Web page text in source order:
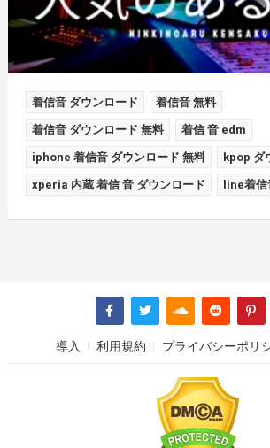
着信音 ダウンロード 着信音 無料
着信音 ダウンロード 無料 着信 音 edm
iphone 着信音 ダウンロード 無料 kpop ダ
xperia 内蔵 着信 音 ダウンロード line着
導入 利用規約 プライバシーポリ